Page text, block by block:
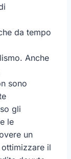
da tempo
Anche
sono
gli
le
un
il